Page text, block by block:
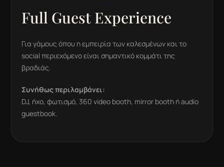
Full Guest Experience
Για γάμους όπου η εμπειρία των καλεσμένων και το
social περιεχόμενο είναι σημαντικό κομμάτι της
βραδιάς.
Συνήθως περιλαμβάνει:
DJ, ήχο, φωτισμό, 360 video booth, mirror booth ή audio
guestbook.